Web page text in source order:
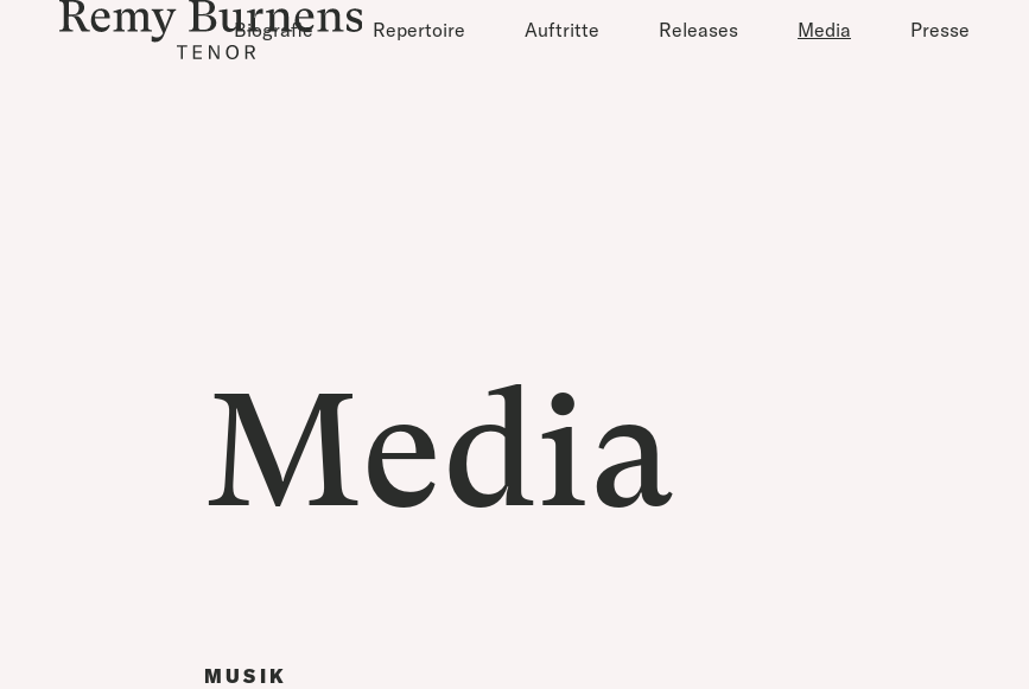
Biografie Repertoire Auftritte Releases Media Presse
Media
MUSIK